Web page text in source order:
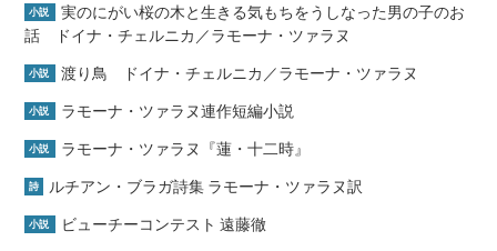
小説
実のにがい桜の木と生きる気もちをうしなった男の子のお
話 ドイナ・チェルニカ／ラモーナ・ツァラヌ
小説 渡り鳥 ドイナ・チェルニカ／ラモーナ・ツァラヌ
小説 ラモーナ・ツァラヌ連作短編小説
小説 ラモーナ・ツァラヌ『蓮・十二時』
詩 ルチアン・ブラガ詩集 ラモーナ・ツァラヌ訳
小説 ビューチーコンテスト 遠藤徹